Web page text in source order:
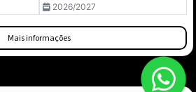
2026/2027
Mais informações